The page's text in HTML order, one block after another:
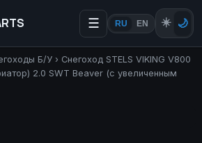
☰ RU EN ☀️ 🌙
Б/У › Снегоход STELS VIKING V800
2.0 SWT Beaver (с увеличенным